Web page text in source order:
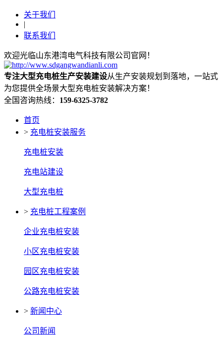
关于我们
|
联系我们
欢迎光临山东港湾电气科技有限公司官网！
专注大型充电桩生产安装建设从生产安装规划到落地，一站式
为您提供全场景大型充电桩安装解决方案！
全国咨询热线： 159-6325-3782
首页
> 充电桩安装服务
充电桩安装
充电站建设
大型充电桩
> 充电桩工程案例
企业充电桩安装
小区充电桩安装
园区充电桩安装
公路充电桩安装
> 新闻中心
公司新闻